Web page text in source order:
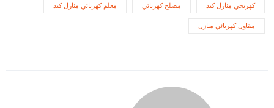
كهربجي منازل كبد مصلح كهربائي معلم كهربائي منازل كبد
مقاول كهربائي منازل